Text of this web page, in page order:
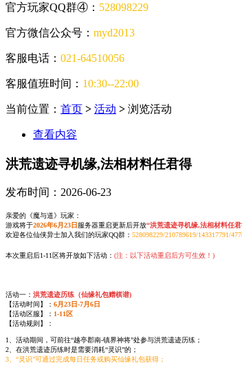
官方玩家QQ群④： 528098229
官方微信公众号： myd2013
客服电话： 021-64510056
客服值班时间： 10:30--22:00
当前位置： 首页 > 活动 > 浏览活动
查看内容
洪荒遗迹寻机缘,法相材料任君得
发布时间： 2026-06-23
亲爱的《魔与道》玩家：
游戏将于2026年6月23日 服务器重启更新后开放“洪荒遗迹寻机缘,法相材料任
欢迎各位仙侠异士加入我们的玩家QQ群： 528098229/210789619/143317791/
本次重启后1-11区将开放如下活动： (注：以下活动重启后方可生效！)
活动一： 洪荒遗迹历练（仙缘礼包赠棋谱)
【活动时间】： 6月23日-7月6日
【活动区服】： 1-11区
【活动规则】：
1、活动期间，可前往“越亭郡南-镇界神将”处参与洪荒遗迹历练；
2、在洪荒遗迹历练时是需要消耗“灵识”的；
3、“灵识”可通过完成每日任务或购买仙缘礼包获得；